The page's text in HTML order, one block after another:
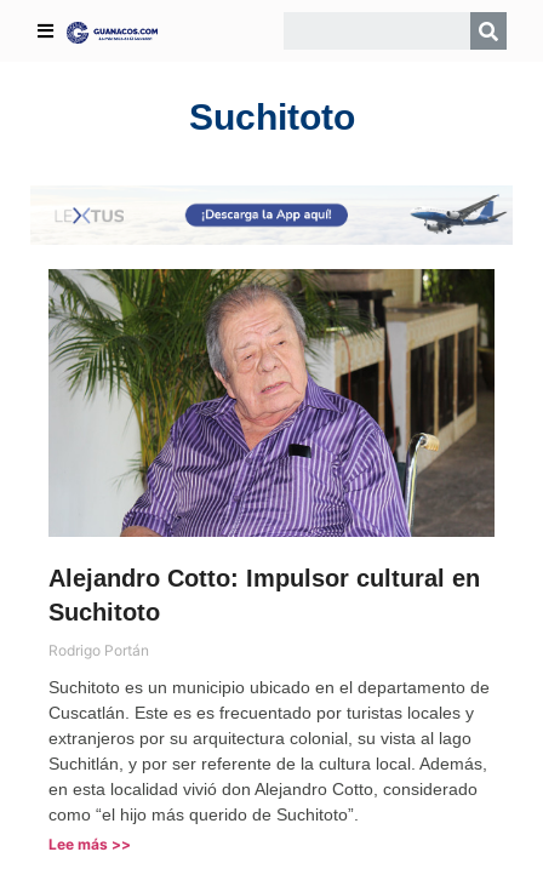
Suchitoto
Alejandro Cotto: Impulsor cultural en
Suchitoto
Rodrigo Portán
Suchitoto es un municipio ubicado en el departamento de
Cuscatlán. Este es es frecuentado por turistas locales y
extranjeros por su arquitectura colonial, su vista al lago
Suchitlán, y por ser referente de la cultura local. Además,
en esta localidad vivió don Alejandro Cotto, considerado
como “el hijo más querido de Suchitoto”.
Lee más >>